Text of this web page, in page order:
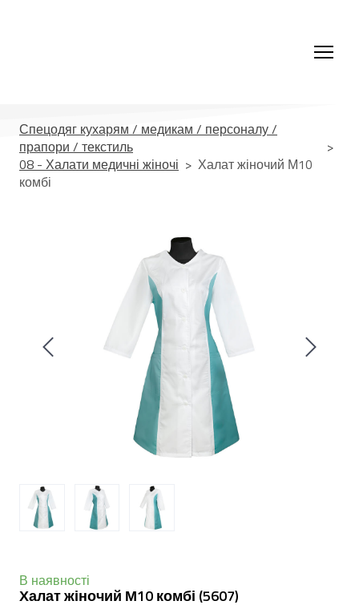
Спецодяг кухарям / медикам / персоналу /
прапори / текстиль
08 - Халати медичні жіночі
Халат жіночий М10
комбі
В наявності
Халат жіночий М10 комбі (5607)